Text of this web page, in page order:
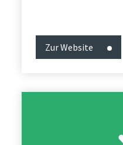
Zur Website